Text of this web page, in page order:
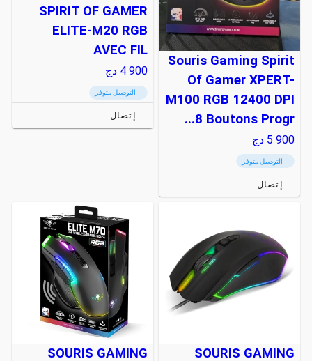
Souris Gaming Spirit
Of Gamer XPERT-
M100 RGB 12400 DPI
8 Boutons Progr...
5 900 دج
التوصيل متوفر
إتصال
SPIRIT OF GAMER
ELITE-M20 RGB
AVEC FIL
4 900 دج
التوصيل متوفر
إتصال
SOURIS GAMING
SOURIS GAMING